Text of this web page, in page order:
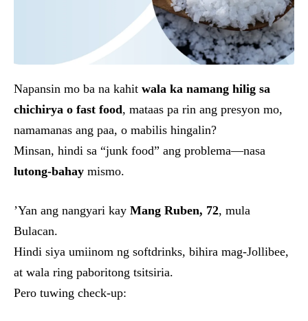
Napansin mo ba na kahit wala ka namang hilig sa
chichirya o fast food, mataas pa rin ang presyon mo,
namamanas ang paa, o mabilis hingalin?
Minsan, hindi sa “junk food” ang problema—nasa
lutong-bahay mismo.
’Yan ang nangyari kay Mang Ruben, 72, mula
Bulacan.
Hindi siya umiinom ng softdrinks, bihira mag-Jollibee,
at wala ring paboritong tsitsiria.
Pero tuwing check-up: